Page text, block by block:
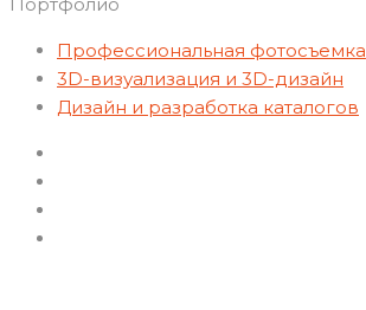
Профессиональная фотосъемка
3D-визуализация и 3D-дизайн
Дизайн и разработка каталогов